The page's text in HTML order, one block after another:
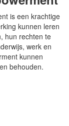
is een krachtige
kunnen leren
hun rechten te
werk en
kunnen
behouden.